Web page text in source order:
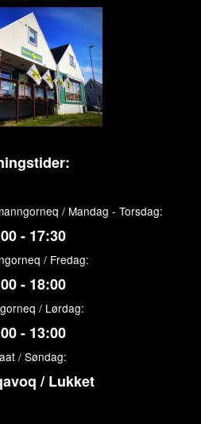
/ Mandag - Torsdag:
- 17:30
/ Fredag:
- 18:00
/ Lørdag:
- 13:00
/ Søndag:
/ Lukket